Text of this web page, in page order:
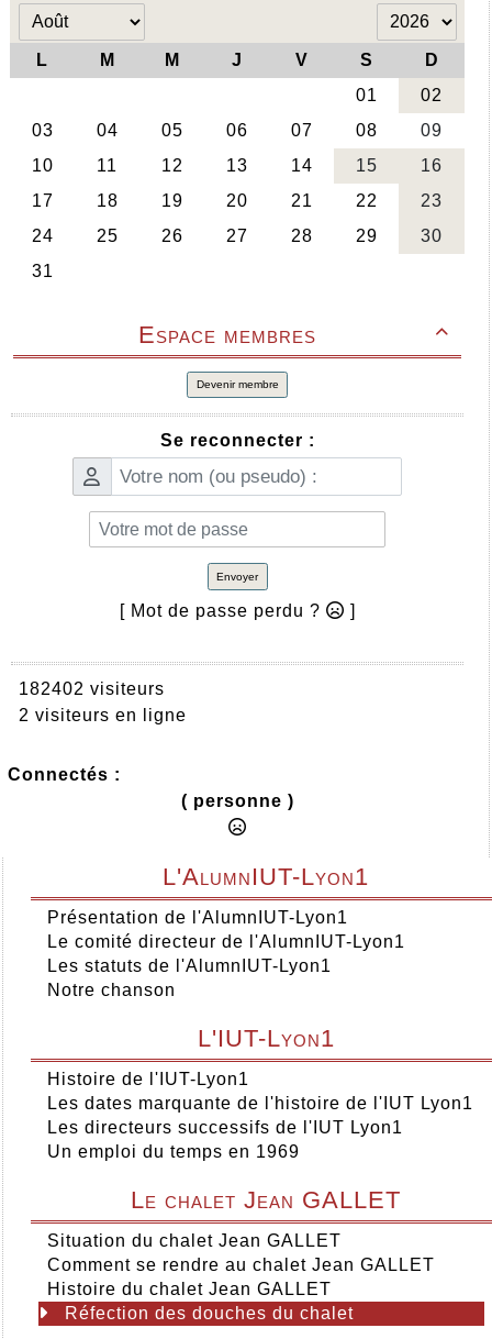

Espace membres
Devenir membre
Se reconnecter :
Envoyer
[ Mot de passe perdu ? ]
182402 visiteurs
2 visiteurs en ligne
Connectés :
( personne )
L'AlumnIUT-Lyon1
Présentation de l'AlumnIUT-Lyon1
Le comité directeur de l'AlumnIUT-Lyon1
Les statuts de l'AlumnIUT-Lyon1
Notre chanson
L'IUT-Lyon1
Histoire de l'IUT-Lyon1
Les dates marquante de l'histoire de l'IUT Lyon1
Les directeurs successifs de l'IUT Lyon1
Un emploi du temps en 1969
Le chalet Jean GALLET
Situation du chalet Jean GALLET
Comment se rendre au chalet Jean GALLET
Histoire du chalet Jean GALLET
Réfection des douches du chalet